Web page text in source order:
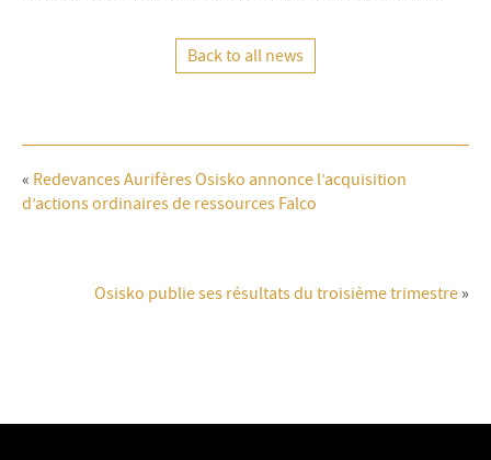
Back to all news
« Redevances Aurifères Osisko annonce l’acquisition
d’actions ordinaires de ressources Falco
Osisko publie ses résultats du troisième trimestre »